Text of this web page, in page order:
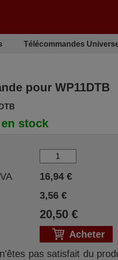
Télécommandes
pour WP11DTB
stock
16,94€
3,56€
20,50€
Acheter
pas satisfait du